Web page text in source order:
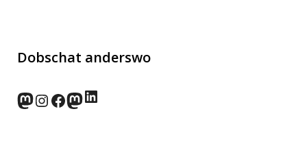
Dobschat anderswo
norden.social
Instagram
Facebook
wp-punks.social
LinkedIn